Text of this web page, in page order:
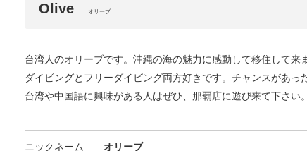
Olive オリーブ
台湾人のオリーブです。沖縄の海の魅力に感動して移住して来
ダイビングとフリーダイビング両方好きです。チャンスがあっ
台湾や中国語に興味がある人はぜひ、那覇店に遊び来て下さい
ニックネーム オリーブ